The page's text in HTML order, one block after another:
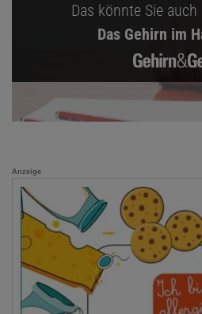
Das könnte Sie
Das Gehirn im
Anzeige